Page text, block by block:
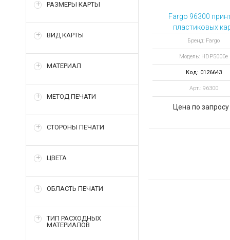
РАЗМЕРЫ КАРТЫ
ВИД КАРТЫ
МАТЕРИАЛ
МЕТОД ПЕЧАТИ
СТОРОНЫ ПЕЧАТИ
ЦВЕТА
ОБЛАСТЬ ПЕЧАТИ
ТИП РАСХОДНЫХ
МАТЕРИАЛОВ
Fargo 96300
пластиковых
HDP5000e
односторонний,
ID Express,
камера
Бренд: Fargo
Модель: HDP5000e
Код: 0126643
Арт.: 96300
Цена по запросу